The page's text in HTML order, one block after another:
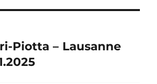
Piotta – Lausanne